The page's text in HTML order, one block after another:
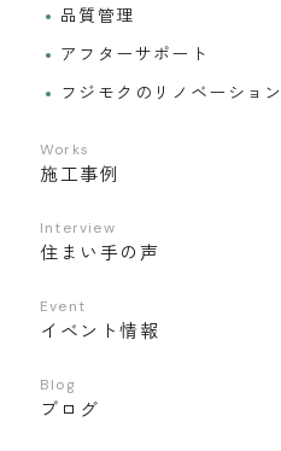
品質管理
アフターサポート
フジモクのリノベーション
Works
施工事例
Interview
住まい手の声
Event
イベント情報
Blog
ブログ